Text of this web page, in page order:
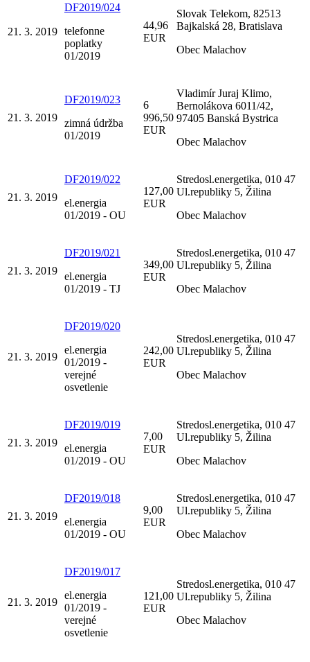
21. 3. 2019
DF2019/024
telefonne
poplatky
01/2019
44,96
EUR
Slovak Telekom, 82513
Bajkalská 28, Bratislava
Obec Malachov
21. 3. 2019
DF2019/023
zimná údržba
01/2019
6
996,50
EUR
Vladimír Juraj Klimo,
Bernolákova 6011/42,
97405 Banská Bystrica
Obec Malachov
21. 3. 2019
DF2019/022
el.energia
01/2019 - OU
127,00
EUR
Stredosl.energetika, 010 47
Ul.republiky 5, Žilina
Obec Malachov
21. 3. 2019
DF2019/021
el.energia
01/2019 - TJ
349,00
EUR
Stredosl.energetika, 010 47
Ul.republiky 5, Žilina
Obec Malachov
21. 3. 2019
DF2019/020
el.energia
01/2019 -
verejné
osvetlenie
242,00
EUR
Stredosl.energetika, 010 47
Ul.republiky 5, Žilina
Obec Malachov
21. 3. 2019
DF2019/019
el.energia
01/2019 - OU
7,00
EUR
Stredosl.energetika, 010 47
Ul.republiky 5, Žilina
Obec Malachov
21. 3. 2019
DF2019/018
el.energia
01/2019 - OU
9,00
EUR
Stredosl.energetika, 010 47
Ul.republiky 5, Žilina
Obec Malachov
21. 3. 2019
DF2019/017
el.energia
01/2019 -
verejné
osvetlenie
121,00
EUR
Stredosl.energetika, 010 47
Ul.republiky 5, Žilina
Obec Malachov